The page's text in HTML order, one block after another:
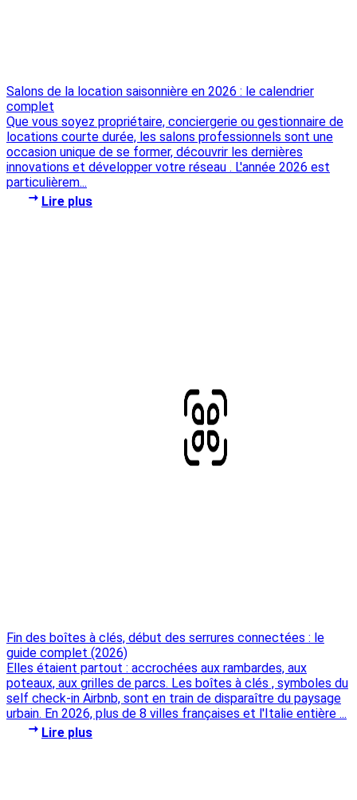
Salons de la location saisonnière en 2026 : le calendrier
complet
Que vous soyez propriétaire, conciergerie ou gestionnaire de
locations courte durée, les salons professionnels sont une
occasion unique de se former, découvrir les dernières
innovations et développer votre réseau . L'année 2026 est
particulièrem...
Lire plus
Fin des boîtes à clés, début des serrures connectées : le
guide complet (2026)
Elles étaient partout : accrochées aux rambardes, aux
poteaux, aux grilles de parcs. Les boîtes à clés , symboles du
self check-in Airbnb, sont en train de disparaître du paysage
urbain. En 2026, plus de 8 villes françaises et l'Italie entière ...
Lire plus